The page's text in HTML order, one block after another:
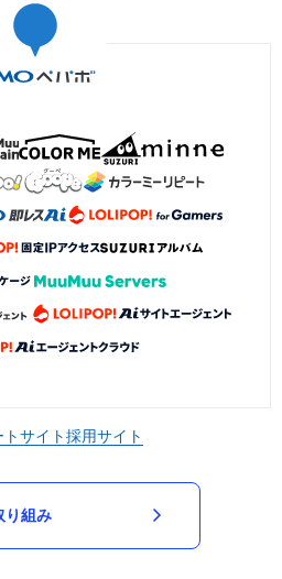
サイト採用サイト
り組み